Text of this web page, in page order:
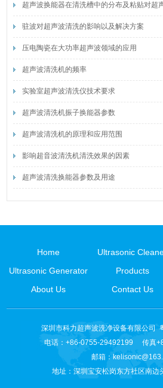
超声波换能器在清洗槽中的分布及粘贴对超声
驻波对超声波清洗的影响以及解决方案
压电陶瓷在大功率超声波领域的应用
超声波清洗机的频率
实验室超声波清洗仪技术要求
超声波清洗机振子换能器参数
超声波清洗机的原理和应用范围
影响超音波清洗机清洗效果的因素
超声波清洗换能器参数及用途
Home Ultrasonic
Ultrasonic Generator
Products
About Us
Contact Us
深圳市科力超声波洗净设备有限公司
电话：+86-0755-29492199 传真
邮箱：
地址：深圳宝安松岗东方社区南边